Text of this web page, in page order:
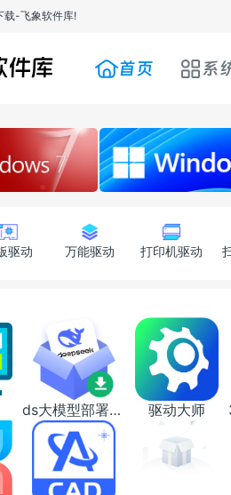
载-飞象软件库!
首页 系
驱动 万能驱动 打印机驱动
ds大模型部署工具 驱动大师